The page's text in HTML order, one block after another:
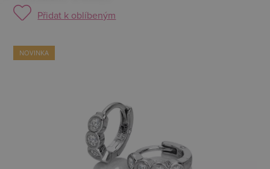
Přidat k oblíbeným
NOVINKA